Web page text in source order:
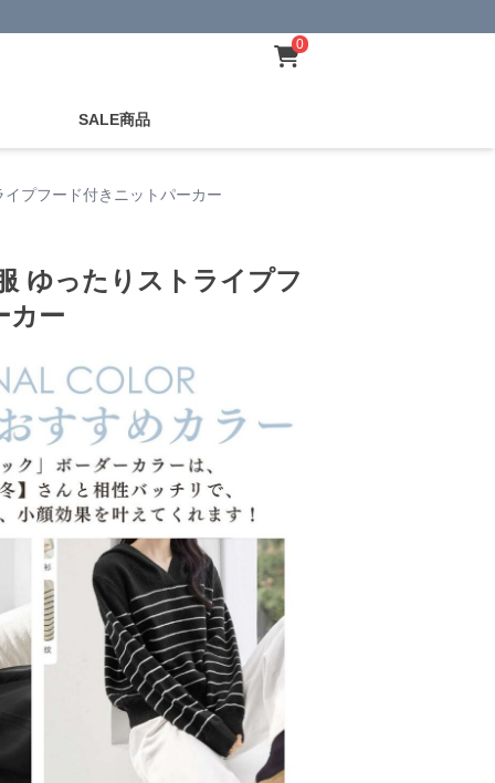
0
SALE商品
プフード付きニットパーカー
ゆったりストライプフ
カー